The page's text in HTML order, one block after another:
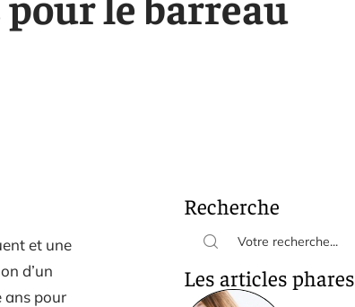
et une
d’un
ans pour
Recherche
Les articles phares